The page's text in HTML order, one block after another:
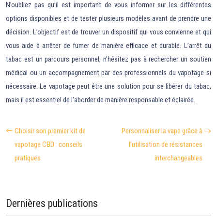
N’oubliez pas qu’il est important de vous informer sur les différentes
options disponibles et de tester plusieurs modèles avant de prendre une
décision. L’objectif est de trouver un dispositif qui vous convienne et qui
vous aide à arrêter de fumer de manière efficace et durable. L’arrêt du
tabac est un parcours personnel, n’hésitez pas à rechercher un soutien
médical ou un accompagnement par des professionnels du vapotage si
nécessaire. Le vapotage peut être une solution pour se libérer du tabac,
mais il est essentiel de l’aborder de manière responsable et éclairée.
Choisir son premier kit de
vapotage CBD : conseils
pratiques
Personnaliser la vape grâce à
l’utilisation de résistances
interchangeables
Dernières publications